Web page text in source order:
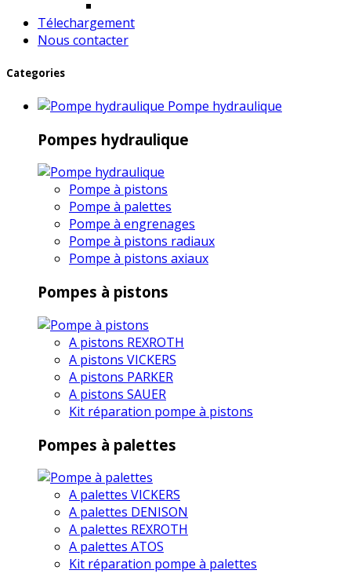
Télechargement
Nous contacter
Categories
Pompe hydraulique
Pompes hydraulique
Pompe à pistons
Pompe à palettes
Pompe à engrenages
Pompe à pistons radiaux
Pompe à pistons axiaux
Pompes à pistons
A pistons REXROTH
A pistons VICKERS
A pistons PARKER
A pistons SAUER
Kit réparation pompe à pistons
Pompes à palettes
A palettes VICKERS
A palettes DENISON
A palettes REXROTH
A palettes ATOS
Kit réparation pompe à palettes